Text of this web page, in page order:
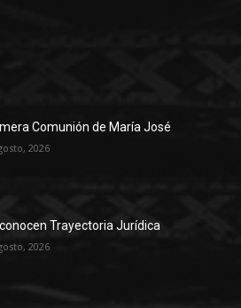
Comunión de María José
2026
Trayectoria Jurídica
2026